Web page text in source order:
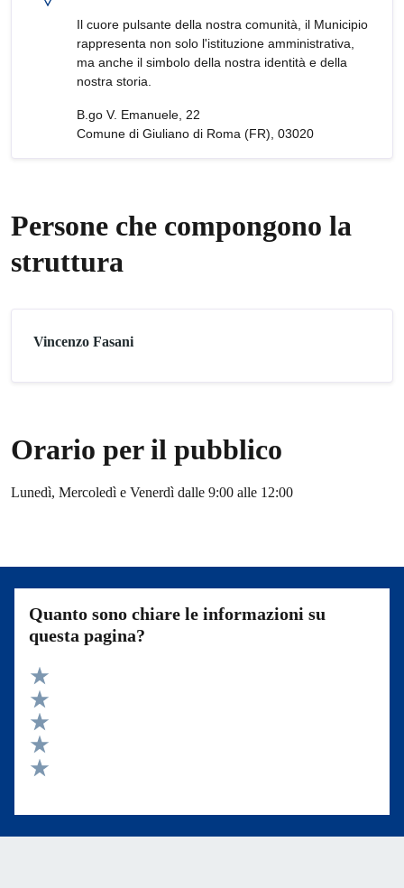
Il cuore pulsante della nostra comunità, il Municipio
rappresenta non solo l'istituzione amministrativa,
ma anche il simbolo della nostra identità e della
nostra storia.
B.go V. Emanuele, 22
Comune di Giuliano di Roma (FR), 03020
Persone che compongono la
struttura
Vincenzo Fasani
Orario per il pubblico
Lunedì, Mercoledì e Venerdì dalle 9:00 alle 12:00
Quanto sono chiare le informazioni su
questa pagina?
Valuta 5 stelle su 5
Valuta 4 stelle su 5
Valuta 3 stelle su 5
Valuta 2 stelle su 5